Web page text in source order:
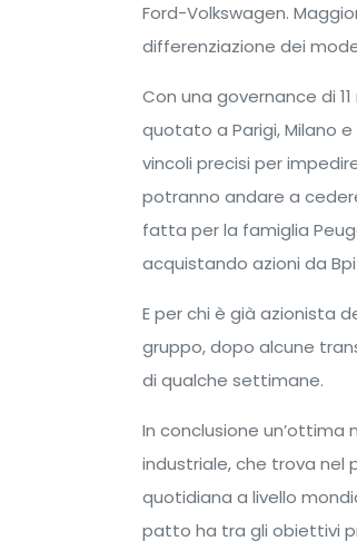
Ford-Volkswagen.
differenziazione dei
Con una governance di
quotato a Parigi, Milano
vincoli precisi per
potranno andare a
fatta per la famiglia
acquistando azioni da
E per chi è già azionista
gruppo, dopo alcune
di qualche settimane.
In conclusione
industriale, che trova
quotidiana a livello
patto ha tra gli obiettivi